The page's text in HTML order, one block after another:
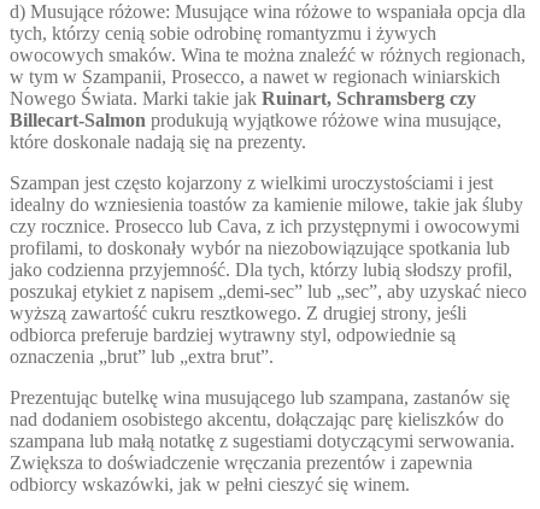
d) Musujące różowe: Musujące wina różowe to wspaniała opcja dla
tych, którzy cenią sobie odrobinę romantyzmu i żywych
owocowych smaków. Wina te można znaleźć w różnych regionach,
w tym w Szampanii, Prosecco, a nawet w regionach winiarskich
Nowego Świata. Marki takie jak Ruinart, Schramsberg czy
Billecart-Salmon produkują wyjątkowe różowe wina musujące,
które doskonale nadają się na prezenty.
Szampan jest często kojarzony z wielkimi uroczystościami i jest
idealny do wzniesienia toastów za kamienie milowe, takie jak śluby
czy rocznice. Prosecco lub Cava, z ich przystępnymi i owocowymi
profilami, to doskonały wybór na niezobowiązujące spotkania lub
jako codzienna przyjemność. Dla tych, którzy lubią słodszy profil,
poszukaj etykiet z napisem „demi-sec” lub „sec”, aby uzyskać nieco
wyższą zawartość cukru resztkowego. Z drugiej strony, jeśli
odbiorca preferuje bardziej wytrawny styl, odpowiednie są
oznaczenia „brut” lub „extra brut”.
Prezentując butelkę wina musującego lub szampana, zastanów się
nad dodaniem osobistego akcentu, dołączając parę kieliszków do
szampana lub małą notatkę z sugestiami dotyczącymi serwowania.
Zwiększa to doświadczenie wręczania prezentów i zapewnia
odbiorcy wskazówki, jak w pełni cieszyć się winem.